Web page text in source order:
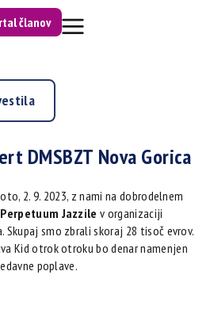
članov
DMSBZT Nova Gorica
2. 9. 2023, z nami na dobrodelnem
Perpetuum Jazzile v organizaciji
Skupaj smo zbrali skoraj 28 tisoč evrov.
Kid otrok otroku bo denar namenjen
poplave.